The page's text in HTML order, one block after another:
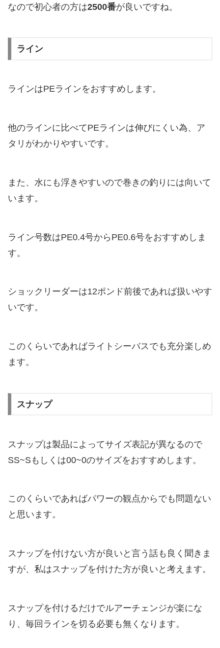
なので初心者の方は2500番が良いですね。
ライン
ラインはPEラインをおすすめします。
他のラインに比べてPEラインは伸びにくい為、ア
タリがわかりやすいです。
また、水にも浮きやすいので巻きの釣りには向いて
います。
ライン号数はPE0.4号からPE0.6号をおすすめしま
す。
ショックリーダーは12ポンド前後であれば扱いやす
いです。
このくらいであればライトシーバスでも充分楽しめ
ます。
スナップ
スナップは製品によってサイズ表記が異なるので
SS~Sもしくは00~0のサイズをおすすめします。
このくらいであればパワーの観点からでも問題ない
と思います。
スナップを付けない方が良いと言う話も良く聞きま
すが、私はスナップを付けた方が良いと考えます。
スナップを付けるだけでルアーチェンジが楽にな
り、毎回ラインを切る必要も無くなります。